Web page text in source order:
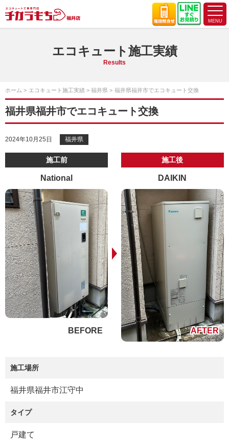
エコキュート施工実績
Results
ホーム エコキュート施工実績 福井県 福井県福井市でエコキュート交換
福井県福井市でエコキュート交換
2024年10月25日 福井県
施工前
National
施工後
DAIKIN
施工場所
福井県福井市江守中
タイプ
戸建て